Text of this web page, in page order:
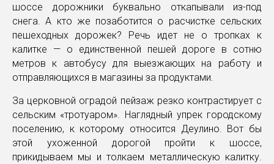
шоссе дорожники буквально откапывали из-под
снега. А кто же позаботится о расчистке сельских
пешеходных дорожек? Речь идет не о тропках к
калитке — о единственной пешей дороге в сотню
метров к автобусу для выезжающих на работу и
отправляющихся в магазины за продуктами.
За церковной оградой пейзаж резко контрастирует с
сельским «тротуаром». Наглядный упрек городскому
поселению, к которому относится Деулино. Вот бы
этой ухоженной дорогой пройти к шоссе,
прикидываем мы и толкаем металлическую калитку.